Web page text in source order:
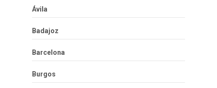
Ávila
Badajoz
Barcelona
Burgos